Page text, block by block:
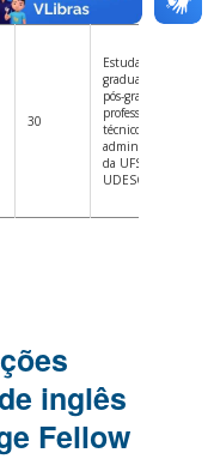
30
Estudantes de
graduação e
pós-graduação,
professores e
técnico-
administrativos
da UFSC e da
UDESC
inglês
Fellow